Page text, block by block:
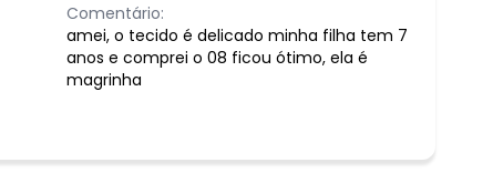
Comentário:
amei, o tecido é delicado minha filha tem 7
anos e comprei o 08 ficou ótimo, ela é
magrinha